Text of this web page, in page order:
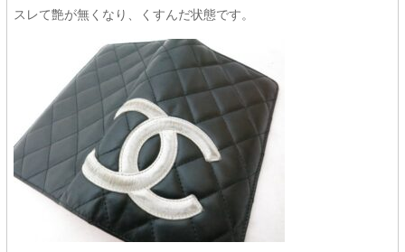
スレて艶が無くなり、くすんだ状態です。